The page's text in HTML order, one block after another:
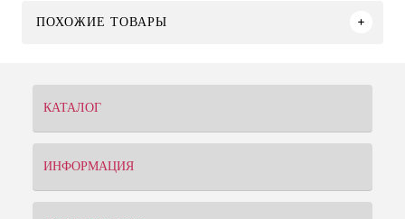
ПОХОЖИЕ ТОВАРЫ
КАТАЛОГ
ИНФОРМАЦИЯ